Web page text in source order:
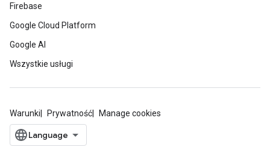
Firebase
Google Cloud Platform
Google AI
Wszystkie usługi
Warunki Prywatność Manage cookies